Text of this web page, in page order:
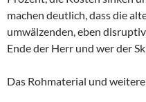
machen deutlich, dass die
umwälzenden, eben
Ende der Herr und wer der
Das Rohmaterial und